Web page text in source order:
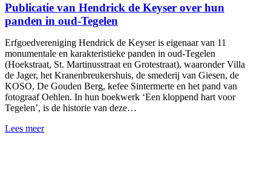
Publicatie van Hendrick de Keyser over hun
panden in oud-Tegelen
Erfgoedvereniging Hendrick de Keyser is eigenaar van 11
monumentale en karakteristieke panden in oud-Tegelen
(Hoekstraat, St. Martinusstraat en Grotestraat), waaronder Villa
de Jager, het Kranenbreukershuis, de smederij van Giesen, de
KOSO, De Gouden Berg, kefee Sintermerte en het pand van
fotograaf Oehlen. In hun boekwerk ‘Een kloppend hart voor
Tegelen’, is de historie van deze…
Lees meer